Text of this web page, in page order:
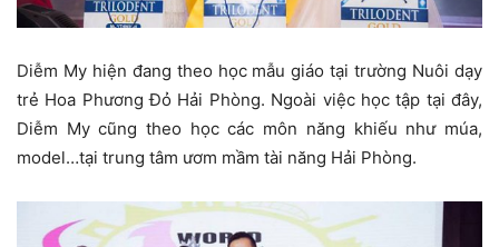
Diễm My hiện đang theo học mẫu giáo tại trường Nuôi dạy
trẻ Hoa Phương Đỏ Hải Phòng. Ngoài việc học tập tại đây,
Diễm My cũng theo học các môn năng khiếu như múa,
model…tại trung tâm ươm mầm tài năng Hải Phòng.